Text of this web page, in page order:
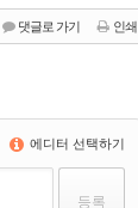
댓글로 가기 인쇄
에디터 선택하기